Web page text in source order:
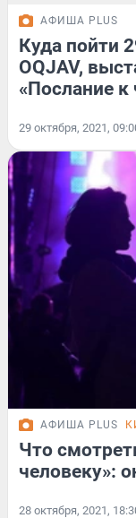
АФИША PLUS
Куда пойти
OQJAV,
«Послание к
29 октября, 2021,
АФИША PLUS
Что
человеку»:
28 октября, 2021,